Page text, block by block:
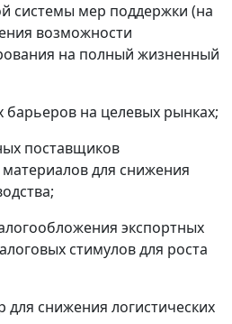
системы мер поддержки (на
возможности
на полный жизненный
на целевых рынках;
поставщиков
для снижения
экспортных
стимулов для роста
для снижения логистических